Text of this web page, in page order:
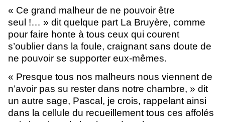
« Ce grand malheur de ne pouvoir être
seul !… » dit quelque part La Bruyère, comme
pour faire honte à tous ceux qui courent
s’oublier dans la foule, craignant sans doute de
ne pouvoir se supporter eux-mêmes.
« Presque tous nos malheurs nous viennent de
n’avoir pas su rester dans notre chambre, » dit
un autre sage, Pascal, je crois, rappelant ainsi
dans la cellule du recueillement tous ces affolés